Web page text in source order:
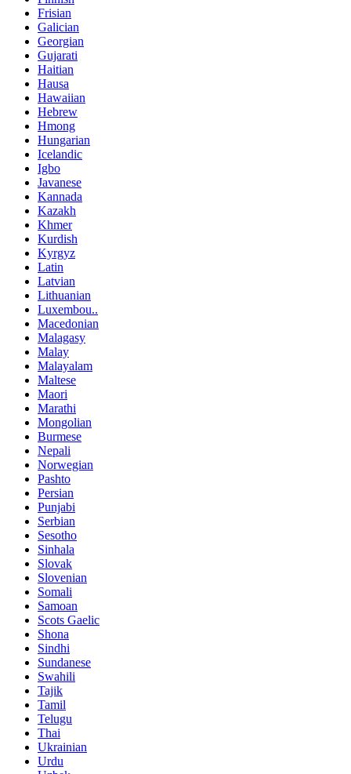
Frisian
Galician
Georgian
Gujarati
Haitian
Hausa
Hawaiian
Hebrew
Hmong
Hungarian
Icelandic
Igbo
Javanese
Kannada
Kazakh
Khmer
Kurdish
Kyrgyz
Latin
Latvian
Lithuanian
Luxembou..
Macedonian
Malagasy
Malay
Malayalam
Maltese
Maori
Marathi
Mongolian
Burmese
Nepali
Norwegian
Pashto
Persian
Punjabi
Serbian
Sesotho
Sinhala
Slovak
Slovenian
Somali
Samoan
Scots Gaelic
Shona
Sindhi
Sundanese
Swahili
Tajik
Tamil
Telugu
Thai
Ukrainian
Urdu